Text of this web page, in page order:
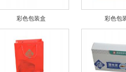
彩色包装盒 彩色包